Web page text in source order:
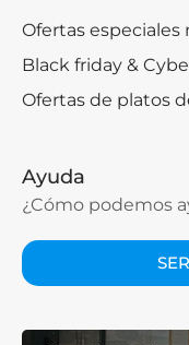
Ofertas especiales
Black friday &
Ofertas de platos
Ayuda
¿Cómo podemos